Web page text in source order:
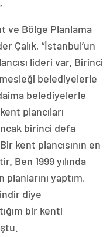
ve Bölge Planlama
Çalık, “İstanbul’un
lideri var. Birinci
belediyelerle
belediyelerle
plancıları
birinci defa
kent plancısının en
Ben 1999 yılında
yaptım,
diye
bir kenti